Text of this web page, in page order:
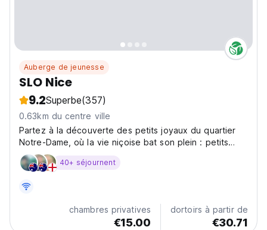
Auberge de jeunesse
SLO Nice
9.2Superbe(357)
0.63km du centre ville
Partez à la découverte des petits joyaux du quartier
Notre-Dame, où la vie niçoise bat son plein : petits
cafés, boutiques, restaurants !
40+ séjournent
chambres privatives
€15.00
dortoirs à partir de
€30.71